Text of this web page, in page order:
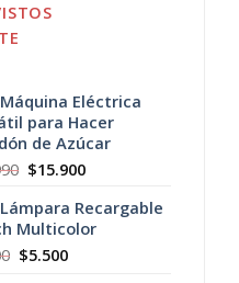
era:
Eléctrica
para Hacer
de Azúcar
El
original
era:
$19.990.
$15.900El
actual
es:
Recargable
Multicolor
El
$5.500El